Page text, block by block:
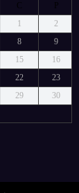
C
P
1
2
8
9
15
16
22
23
29
30